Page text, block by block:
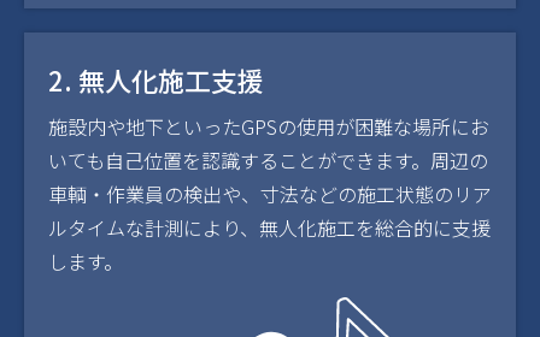
2. 無人化施工支援
施設内や地下といったGPSの使用が困難な場所にお
いても自己位置を認識することができます。周辺の
車輌・作業員の検出や、寸法などの施工状態のリア
ルタイムな計測により、無人化施工を総合的に支援
します。